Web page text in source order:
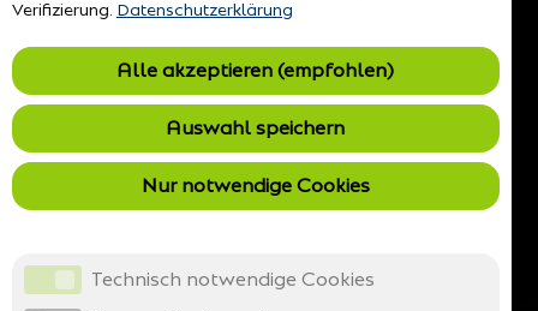
Verifizierung. Datenschutzerklärung
Alle akzeptieren (empfohlen)
Auswahl speichern
Nur notwendige Cookies
Technisch notwendige Cookies